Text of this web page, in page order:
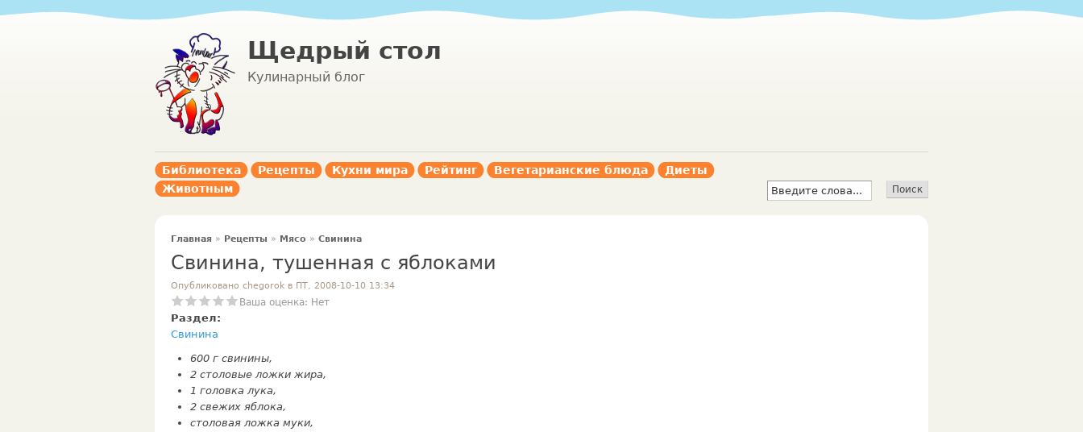
Щедрый стол
Кулинарный блог
Библиотека Рецепты Кухни мира Рейтинг Вегетарианские блюда
Диеты
Животным
Главная » Рецепты » Мясо » Свинина
Свинина, тушенная с яблоками
Опубликовано chegorok в ПТ, 2008-10-10 13:34
Ваша оценка: Нет
Раздел:
Свинина
600 г свинины,
2 столовые ложки жира,
1 го­ловка лука,
2 свежих яблока,
столовая ложка муки,